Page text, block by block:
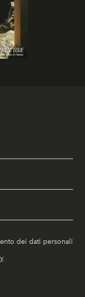
dei dati personali